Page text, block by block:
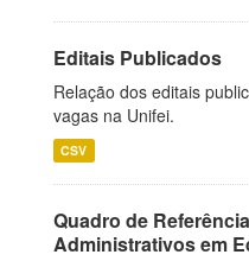
Editais Publicados
Relação dos editais
vagas na Unifei.
CSV
Quadro de
Administrativos em